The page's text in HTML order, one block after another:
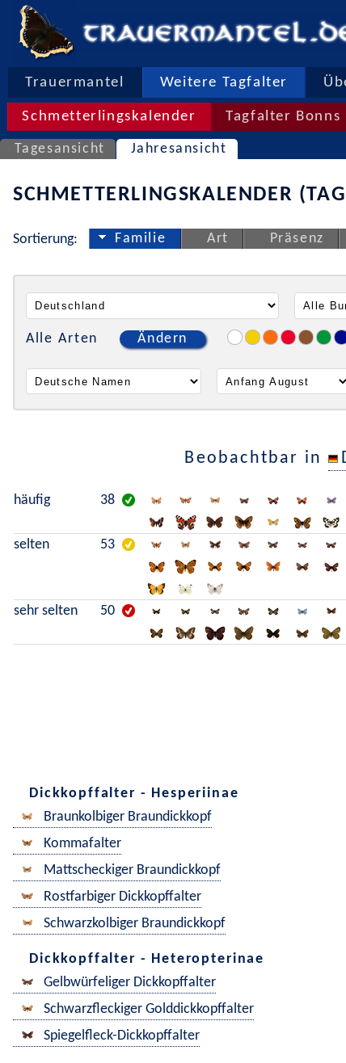
Trauermantel Weitere Tagfalter
Schmetterlingskalender Tagfalter Bonns
Tagesansicht Jahresansicht
SCHMETTERLINGSKALENDER
Sortierung: Familie Art Präsenz
Alle Arten Ändern
Beobachtbar in
häufig 38
selten 53
sehr selten 50
Dickkopffalter - Hesperiinae
Braunkolbiger Braundickkopf
Kommafalter
Mattscheckiger Braundickkopf
Rostfarbiger Dickkopffalter
Schwarzkolbiger Braundickkopf
Dickkopffalter - Heteropterinae
Gelbwürfeliger Dickkopffalter
Schwarzfleckiger Golddickkopffalter
Spiegelfleck-Dickkopffalter